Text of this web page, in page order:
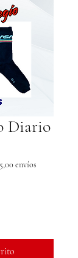
Diario
envíos